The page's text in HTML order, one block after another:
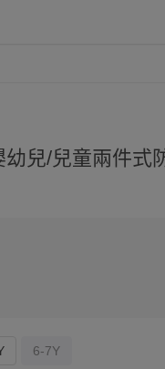
幼兒/兒童兩件式
6-7Y